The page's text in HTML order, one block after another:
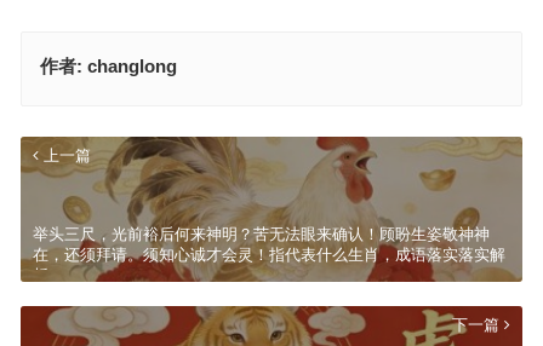
作者: changlong
上一篇
举头三尺，光前裕后何来神明？苦无法眼来确认！顾盼生姿敬神神
在，还须拜请。须知心诚才会灵！指代表什么生肖，成语落实落实解
析
下一篇